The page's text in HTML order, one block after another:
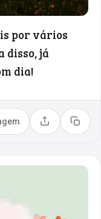
por vários
disso, já
dia!
Compartilhar
Copiar